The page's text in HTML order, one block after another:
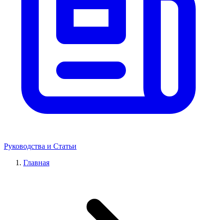
Руководства и Статьи
Главная